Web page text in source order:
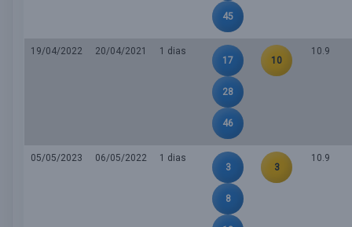
45
19/04/2022 20/04/2021
1 dias
17
28
46
10
10.9
05/05/2023 06/05/2022
1 dias
3
8
3
10.9